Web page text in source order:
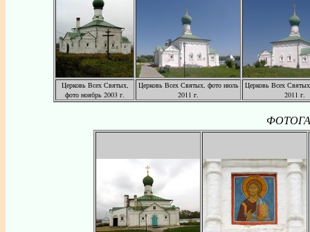
Церковь Всех Святых,
фото ноябрь 2003 г.
Церковь Всех Святых, фото июль
2011 г.
Церковь Всех
2011 г.